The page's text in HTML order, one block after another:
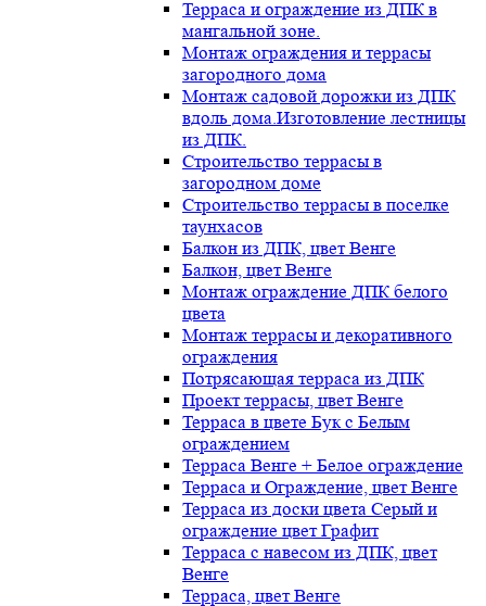
Терраса и ограждение из ДПК в
мангальной зоне.
Монтаж ограждения и террасы
загородного дома
Монтаж садовой дорожки из ДПК
вдоль дома.Изготовление лестницы
из ДПК.
Строительство террасы в
загородном доме
Строительство террасы в поселке
таунхасов
Балкон из ДПК, цвет Венге
Балкон, цвет Венге
Монтаж ограждение ДПК белого
цвета
Монтаж террасы и декоративного
ограждения
Потрясающая терраса из ДПК
Проект террасы, цвет Венге
Терраса в цвете Бук с Белым
ограждением
Терраса Венге + Белое ограждение
Терраса и Ограждение, цвет Венге
Терраса из доски цвета Серый и
ограждение цвет Графит
Терраса с навесом из ДПК, цвет
Венге
Терраса, цвет Венге